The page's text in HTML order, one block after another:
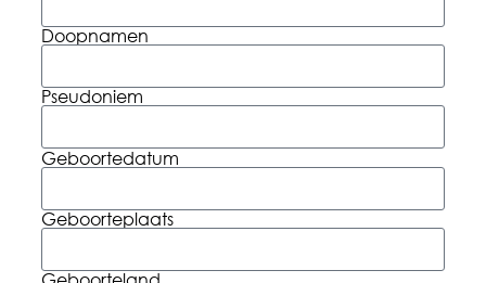
Doopnamen
Pseudoniem
Geboortedatum
Geboorteplaats